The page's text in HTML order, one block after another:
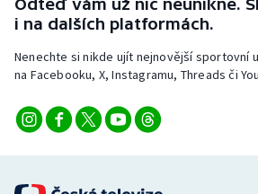
Odteď vám už nic neunikne.
i na dalších platformách.
Nenechte si nikde ujít nejnovější sportovní
na Facebooku, X, Instagramu, Threads či